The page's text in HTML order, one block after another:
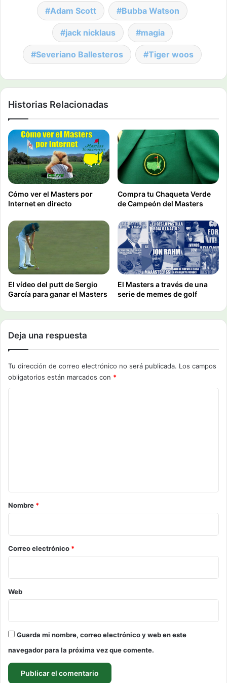
Adam Scott Bubba Watson
jack nicklaus magia
Severiano Ballesteros Tiger woos
Historias Relacionadas
Cómo ver el Masters por
Internet en directo
Compra tu Chaqueta Verde
de Campeón del Masters
El vídeo del putt de Sergio
García para ganar el Masters
El Masters a través de una
serie de memes de golf
Deja una respuesta
Tu dirección de correo electrónico no será publicada. Los campos
obligatorios están marcados con *
r
o
*
Nombre *
Correo electrónico *
Web
Guarda mi nombre, correo electrónico y web en este
navegador para la próxima vez que comente.